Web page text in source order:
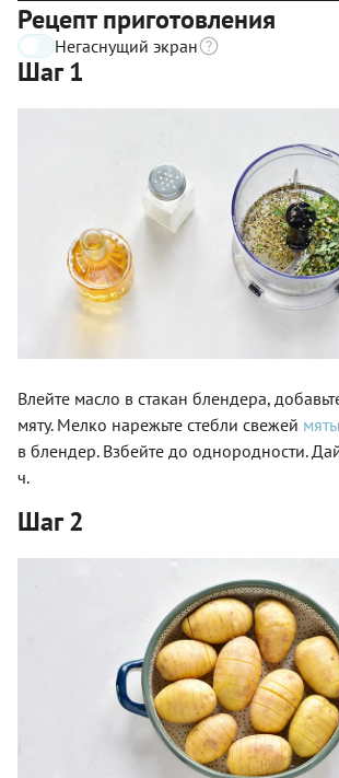
Рецепт приготовления
Негаснущий экран
Шаг 1
Влейте масло в стакан блендера,
мяту. Мелко нарежьте стебли свежей мяты
в блендер. Взбейте до однородности.
ч.
Шаг 2